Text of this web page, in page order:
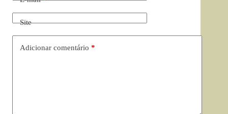
Site
Adicionar comentário *